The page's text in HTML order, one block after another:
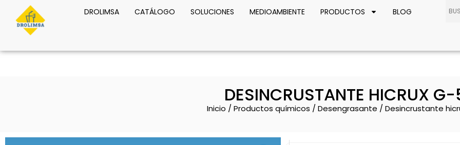
DROLIMSA CATÁLOGO SOLUCIONES MEDIOAMBIENTE PRODUCTOS BLOG
DESINCRUSTANTE HICRUX
Inicio / Productos químicos / Desengrasante / Desincrustante